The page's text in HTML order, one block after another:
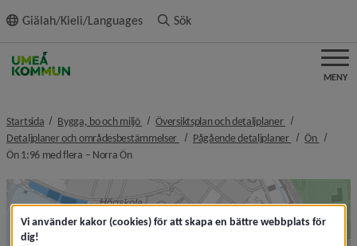
innehållet
Giälah/Kieli/Languages Sök
MENY
Startsida Bygga, bo och miljö nivå i brödsmulenavigeringen
Översiktsplan och detaljplaner nivå i
Detaljplaner och områdesbestämmelser nivå i brödsmulenavigeringen
Pågående detaljplaner nivå i
Ön nivå i
Ön 1:96 med flera – Norra Önnivå i brödsmulenavigeringen
Vi använder kakor (cookies) för att skapa en bättre webbplats för
dig!